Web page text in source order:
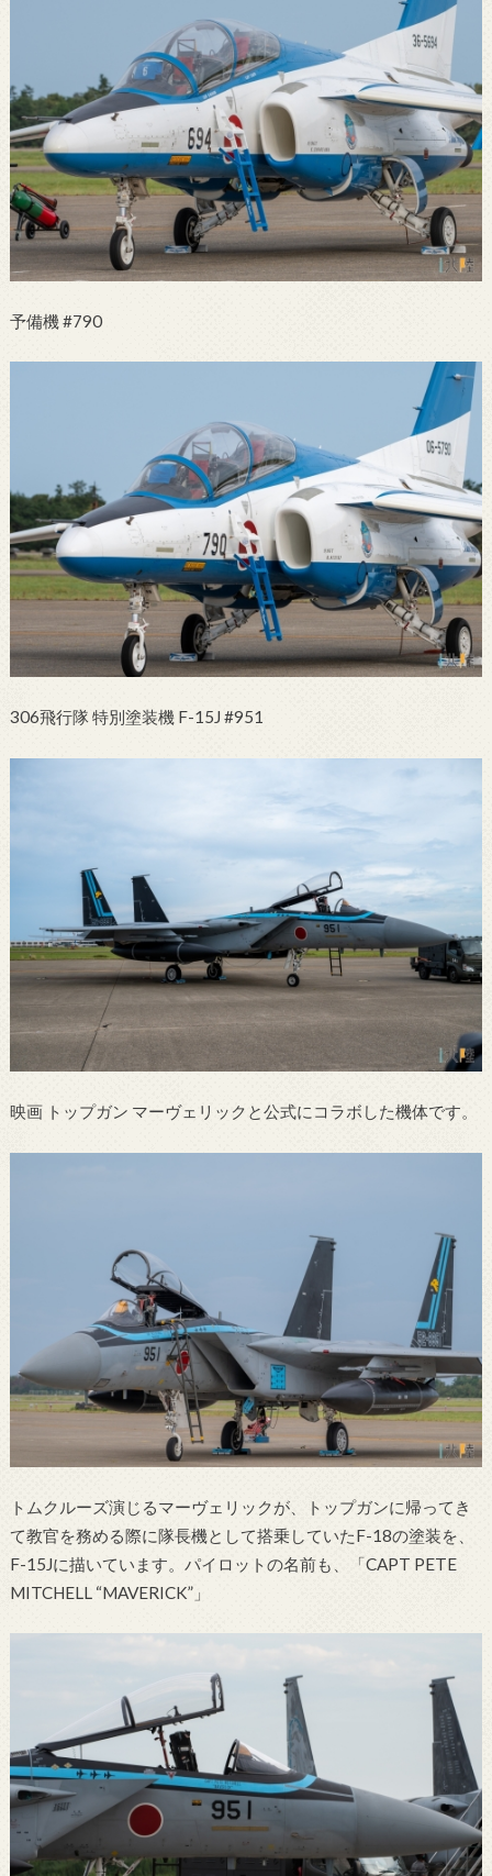
予備機 #790
306飛行隊 特別塗装機 F-15J #951
映画 トップガン マーヴェリックと公式にコラボした機体です。
トムクルーズ演じるマーヴェリックが、トップガンに帰ってき
て教官を務める際に隊長機として搭乗していたF-18の塗装を、
F-15Jに描いています。パイロットの名前も、「CAPT PETE
MITCHELL “MAVERICK”」